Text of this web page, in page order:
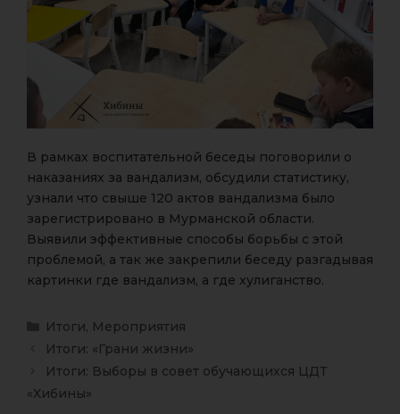
В рамках воспитательной беседы поговорили о
наказаниях за вандализм, обсудили статистику,
узнали что свыше 120 актов вандализма было
зарегистрировано в Мурманской области.
Выявили эффективные способы борьбы с этой
проблемой, а так же закрепили беседу разгадывая
картинки где вандализм, а где хулиганство.
Итоги, Мероприятия
Итоги: «Грани жизни»
Итоги: Выборы в совет обучающихся ЦДТ
«Хибины»